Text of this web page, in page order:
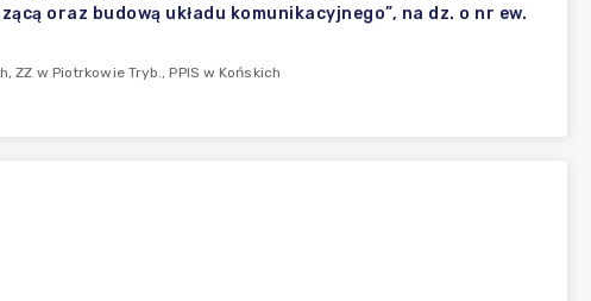
oraz budową układu komunikacyjnego”, na dz. o nr ew.
ZZ w Piotrkowie Tryb., PPIS w Końskich